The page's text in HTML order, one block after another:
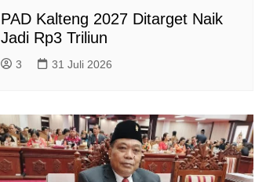
PAD Kalteng 2027 Ditarget Naik
Jadi Rp3 Triliun
3 31 Juli 2026